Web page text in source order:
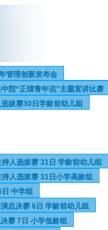
管理创新发布会
院“正绩青年说”主题宣讲比赛
拔赛30日学龄前幼儿组
人选拔赛 31日 学龄前幼儿组
人选拔赛 31日小学高龄组
中学组
总决赛 6日 学龄前幼儿组
赛 7日 小学低龄组